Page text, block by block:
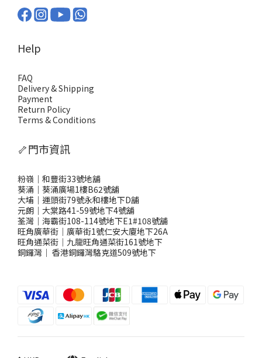
Help
FAQ
Delivery & Shipping
Payment
Return Policy
Terms & Conditions
🦴門市資訊
粉嶺｜和豐街33號地舖
葵涌｜葵涌廣場1樓B62號舖
大埔｜運頭街79號永和樓地下D舖
元朗｜大棠路41-59號地下4號舖
荃灣｜海霸街108-114號地下E1#108號舖
旺角廣華街｜廣華街1號仁安大廈地下26A
旺角通菜街｜九龍旺角通菜街161號地下
銅鑼灣 ｜ 香港銅鑼灣駱克道509號地下